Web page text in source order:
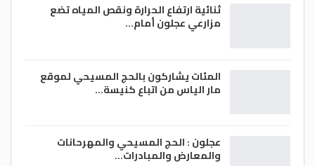
ثنائية ارتفاع الحرارة ونقص المياه تضع
مزارعي عجلون أمام…
المئات يشاركون بالحج المسيحي لموقع
مار الياس من اتباع كنيسة…
عجلون : الحج المسيحي والمهرحانات
والمعارض والمبادرات…